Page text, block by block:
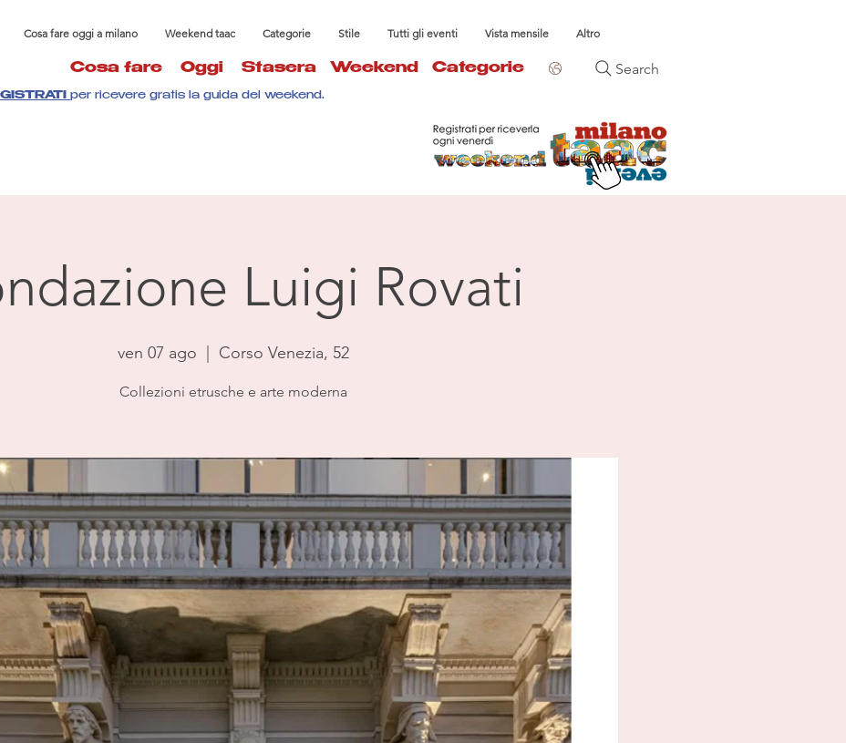
Cosa fare oggi a milano Weekend taac Categorie Stile Tutti gli eventi Vista mensile Altro
Cosa fare Oggi Stasera Weekend Categorie Search
per ricevere gratis la guida del weekend.
Luigi Rovati
ven 07 ago Corso Venezia, 52
Collezioni etrusche e arte moderna